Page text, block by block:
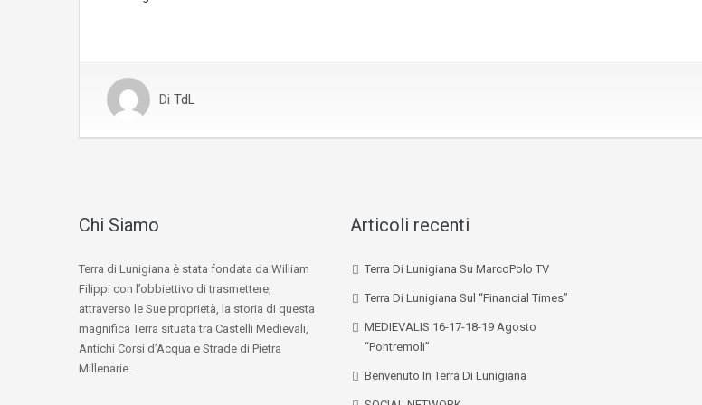
Di TdL
Chi Siamo
Terra di Lunigiana è stata fondata da William
Filippi con l’obbiettivo di trasmettere,
attraverso le Sue proprietà, la storia di questa
magnifica Terra situata tra Castelli Medievali,
Antichi Corsi d’Acqua e Strade di Pietra
Millenarie.
Articoli recenti
Terra Di Lunigiana Su MarcoPolo TV
Terra Di Lunigiana Sul “Financial Times”
MEDIEVALIS 16-17-18-19 Agosto
“Pontremoli”
Benvenuto In Terra Di Lunigiana